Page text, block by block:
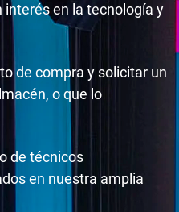
en la tecnología y
de compra y solicitar un
o que lo
de técnicos
en nuestra amplia